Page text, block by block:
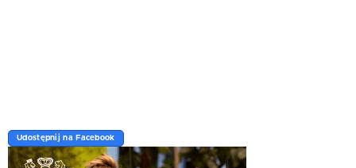
Udostępnij na Facebook